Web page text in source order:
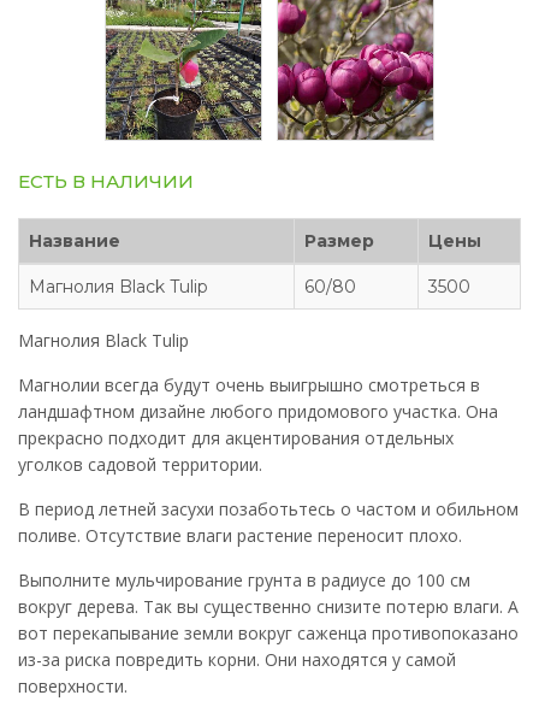
ЕСТЬ В НАЛИЧИИ
Название Размер Цены
Магнолия Black Tulip 60/80 3500
Магнолия Black Tulip
Магнолии всегда будут очень выигрышно смотреться в
ландшафтном дизайне любого придомового участка. Она
прекрасно подходит для акцентирования отдельных
уголков садовой территории.
В период летней засухи позаботьтесь о частом и обильном
поливе. Отсутствие влаги растение переносит плохо.
Выполните мульчирование грунта в радиусе до 100 см
вокруг дерева. Так вы существенно снизите потерю влаги. А
вот перекапывание земли вокруг саженца противопоказано
из-за риска повредить корни. Они находятся у самой
поверхности.